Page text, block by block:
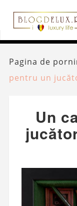
Pagina de
pentru un
Un